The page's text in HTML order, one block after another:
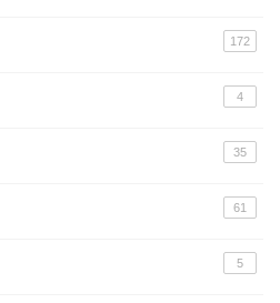
172
4
35
61
5